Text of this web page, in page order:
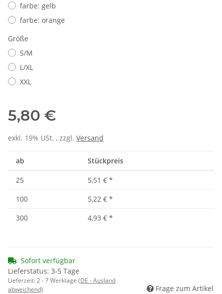
farbe: gelb
farbe: orange
Größe
S/M
L/XL
XXL
5,80 €
exkl. 19% USt. , zzgl. Versand
ab Stückpreis
25 5,51 € *
100
5,22 € *
300
4,93 € *
Sofort verfügbar
Lieferstatus: 3-5 Tage
Lieferzeit:2 - 7 Werktage (DE - Ausland
abweichend)
Frage zum Artikel